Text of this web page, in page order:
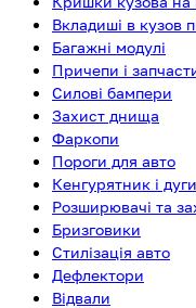
Вкладиші в кузов
Багажні модулі
Причепи і
Силові бампери
Захист днища
Фаркопи
Пороги для авто
Кенгурятник і дуги
Розширювачі та
Бризговики
Стилізація авто
Дефлектори
Відвали